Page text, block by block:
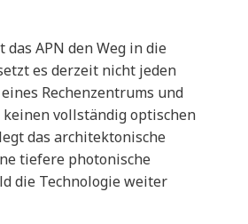
APN den Weg in die
es derzeit nicht jeden
Rechenzentrums und
keinen vollständig optischen
das architektonische
tiefere photonische
die Technologie weiter